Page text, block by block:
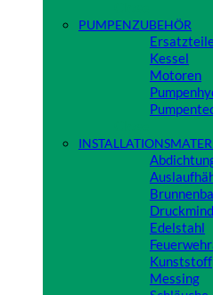
PUMPENZUBEHÖR
Kessel
Motoren
Edelstahl
Kunststoff
Messing